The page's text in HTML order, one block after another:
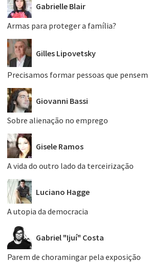
Gabrielle Blair
Armas para proteger a família?
Gilles Lipovetsky
Precisamos formar pessoas que pensem
Giovanni Bassi
Sobre alienação no emprego
Gisele Ramos
A vida do outro lado da terceirização
Luciano Hagge
A utopia da democracia
Gabriel "Ijuí" Costa
Parem de choramingar pela exposição